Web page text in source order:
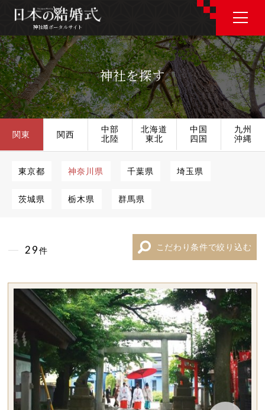
神社婚ポータルサイト
J P E N
神社婚会場を探す
衣裳を探す
クリップリスト
神社婚ポータルサイト
神社を探す
関東 関西
中部
北陸
北海道
東北
中国
四国
九州
沖縄
東京都 神奈川県 千葉県 埼玉県
茨城県 栃木県 群馬県
29件 こだわり条件で絞り込む